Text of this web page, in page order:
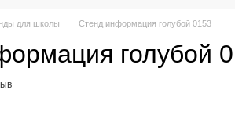
для школы Стенд информация голубой 0153
голубой